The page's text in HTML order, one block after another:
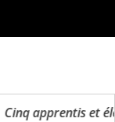
apprentis et